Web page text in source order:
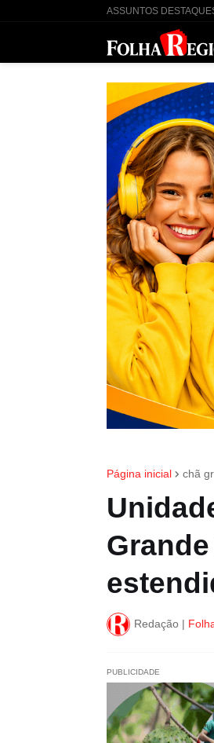
ASSUNTOS
Página inicial chã
Redação |
PUBLICIDADE